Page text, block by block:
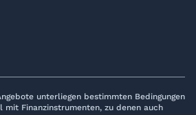
unterliegen bestimmten Bedingungen
mit Finanzinstrumenten, zu denen auch